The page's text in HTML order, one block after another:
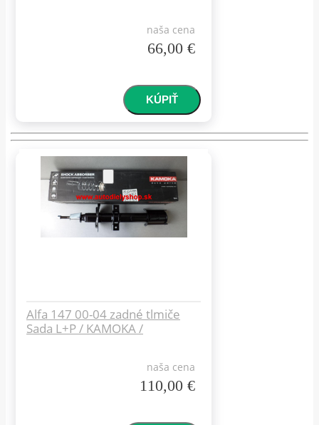
naša cena
66,00 €
Alfa 147 00-04 zadné tlmiče
Sada L+P / KAMOKA /
naša cena
110,00 €